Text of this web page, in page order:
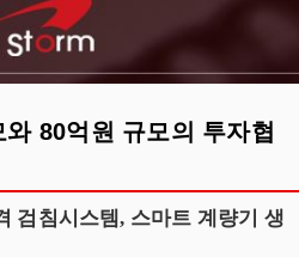
80억원 규모의 투자협
검침시스템, 스마트 계량기 생